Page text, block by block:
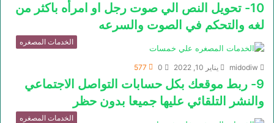
10- تحويل النص الي صوت رجل او امرأه باكثر من
لغه والتحكم في الصوت والسرعه
الخدمات المصغره
midodiw يناير 10, 2022 0
577
9- ربط موقعك بكل حسابات التواصل الاجتماعي
والنشر التلقائي عليها جميعا بدون حظر
الخدمات المصغره